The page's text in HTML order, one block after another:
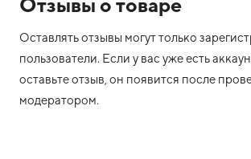
Отзывы о товаре
Оставлять отзывы могут только
пользователи. Если у вас уже есть
оставьте отзыв, он появится после
модератором.